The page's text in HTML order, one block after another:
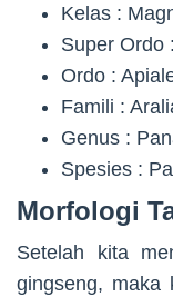
Kelas :
Super Ordo
Ordo :
Famili :
Genus :
Spesies :
Morfologi
Setelah kita
gingseng, maka